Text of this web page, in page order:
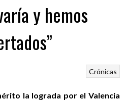
y hemos
Crónicas
la lograda por el Valencia